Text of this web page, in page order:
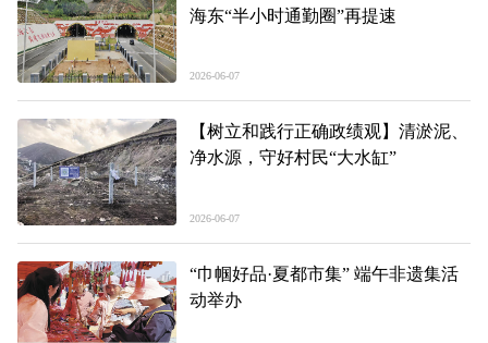
海东“半小时通勤圈”再提速
2026-06-07
【树立和践行正确政绩观】清淤泥、
净水源，守好村民“大水缸”
2026-06-07
“巾帼好品·夏都市集” 端午非遗集活
动举办